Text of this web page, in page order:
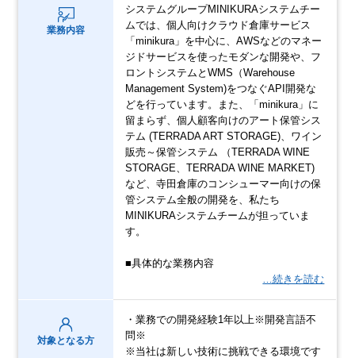
業務内容
システムグループMINIKURAシステムチー
ムでは、個人向けクラウド倉庫サービス
「minikura」を中心に、AWSなどのマネー
ジドサービスを使ったモダンな開発や、フ
ロントシステムとWMS（Warehouse
Management System)をつなぐAPI開発な
どを行っています。また、「minikura」に
留まらず、個人顧客向けのアート保管シス
テム (TERRADA ART STORAGE)、ワイン
販売～保管システム （TERRADA WINE
STORAGE、TERRADA WINE MARKET)
など、寺田倉庫のコンシューマー向けの保
管システム全般の開発を、私たち
MINIKURAシステムチームが担っていま
す。
■具体的な業務内容
…続きを読む
対象となる方
・業務での開発経験1年以上※開発言語不
問※
※当社は新しい技術に挑戦できる環境です